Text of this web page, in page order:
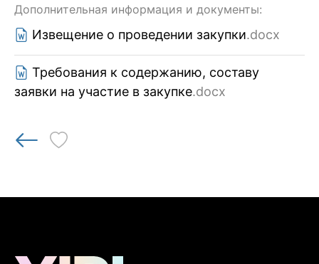
Дополнительная информация и документы:
Извещение о проведении закупки.docx
Требования к содержанию, составу
заявки на участие в закупке.docx